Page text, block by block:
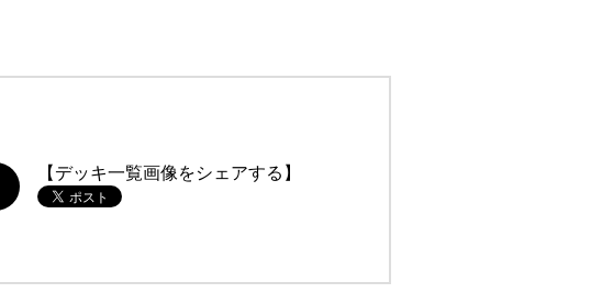
【デッキ一覧画像をシェアする】